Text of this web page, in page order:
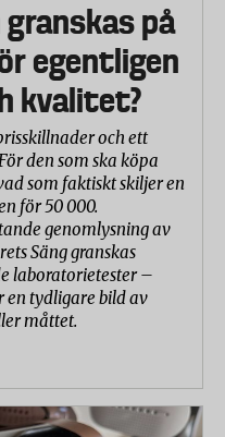
på
egentligen
kvalitet?
och ett
den som ska köpa
som faktiskt skiljer en
för 50 000.
genomlysning av
Säng granskas
laboratorietester –
en tydligare bild av
måttet.